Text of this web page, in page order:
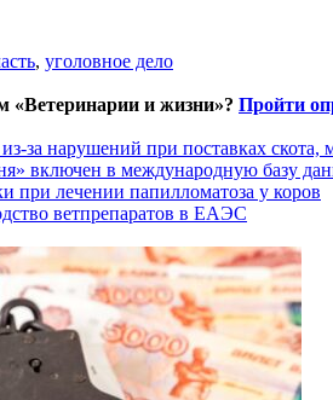
, уголовное дело
«Ветеринарии и жизни»? Пройти
за нарушений при поставках скота,
включен в международную базу
при лечении папилломатоза у коров
ветпрепаратов в ЕАЭС